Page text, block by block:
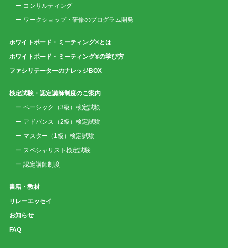
コンサルティング
ワークショップ・研修のプログラム開発
ホワイトボード・ミーティング®とは
ホワイトボード・ミーティング®の学び方
ファシリテーターのナレッジBOX
検定試験・認定講師制度のご案内
ベーシック（3級）検定試験
アドバンス（2級）検定試験
マスター（1級）検定試験
スペシャリスト検定試験
認定講師制度
書籍・教材
リレーエッセイ
お知らせ
FAQ